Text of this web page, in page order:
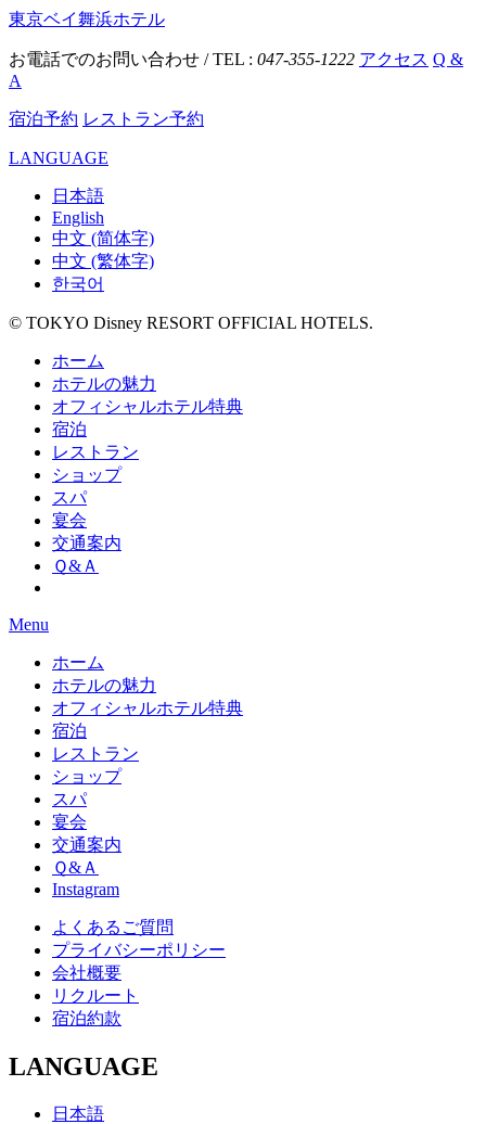
東京ベイ舞浜ホテル
お電話でのお問い合わせ / TEL : 047-355-1222 アクセス Q &
A
宿泊予約 レストラン予約
LANGUAGE
日本語
English
中文 (简体字)
中文 (繁体字)
한국어
© TOKYO Disney RESORT OFFICIAL HOTELS.
ホーム
ホテルの魅力
オフィシャルホテル特典
宿泊
レストラン
ショップ
スパ
宴会
交通案内
Ｑ&Ａ
Menu
ホーム
ホテルの魅力
オフィシャルホテル特典
宿泊
レストラン
ショップ
スパ
宴会
交通案内
Ｑ&Ａ
Instagram
よくあるご質問
プライバシーポリシー
会社概要
リクルート
宿泊約款
LANGUAGE
日本語